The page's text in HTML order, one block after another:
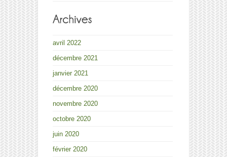
avril 2022
décembre 2021
janvier 2021
décembre 2020
novembre 2020
octobre 2020
juin 2020
février 2020